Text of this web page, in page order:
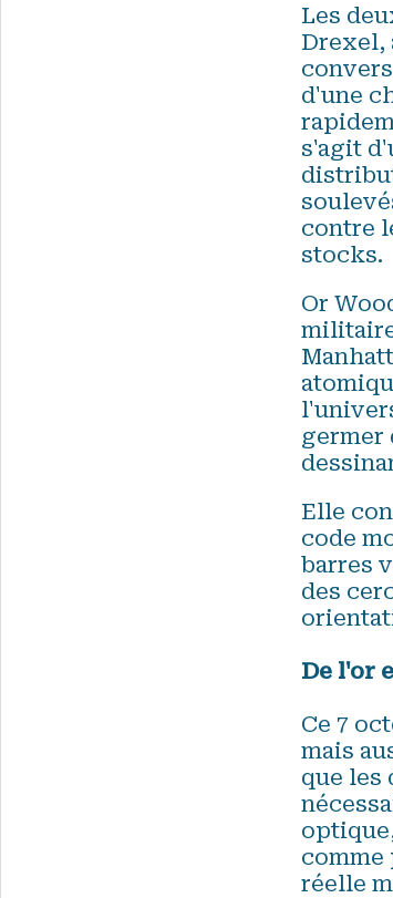
Les
Drexel,
d'une
s'agit
contre
stocks.
Or
germer
Elle
code
barres
des
De l'or
Ce 7
mais
que les
comme
réelle